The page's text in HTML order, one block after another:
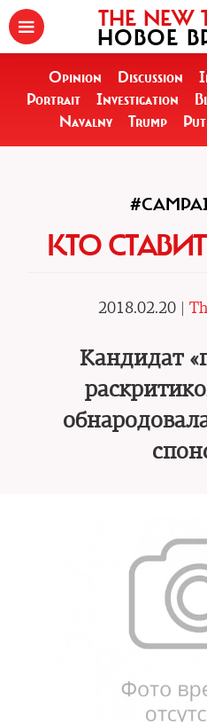
THE NEW
НОВОЕ
Opinion Discussion
Portrait
Investigation
Navalny
Trump
КТО
2018.02.20 |
Кандидат